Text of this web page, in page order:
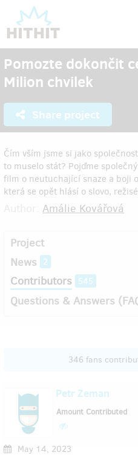
Pomozte dokončit
Milion chvilek
Share project
Čím vším jsme si jako
to muselo stát? Pojďme
film o neutuchající snaze a boji
která se opět hlásí o slovo,
Amálie Kovářová
Project
News
2
Contributors 545
Questions & Answers
346 fans
Petr Zeman
May 14, 2023
Amount Contributed